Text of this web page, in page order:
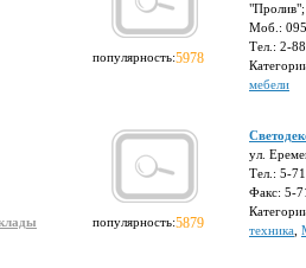
популярность:5978
Моб.:
Тел.: 2-
мебели
популярность:5879
ул.
Тел.: 5-
Факс: 5-
техника